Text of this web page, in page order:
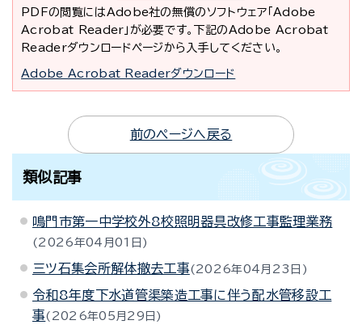
PDFの閲覧にはAdobe社の無償のソフトウェア「Adobe
Acrobat Reader」が必要です。下記のAdobe Acrobat
Readerダウンロードページから入手してください。
Adobe Acrobat Readerダウンロード
前のページへ戻る
類似記事
鳴門市第一中学校外8校照明器具改修工事監理業務
2026年04月01日
三ツ石集会所解体撤去工事 2026年04月23日
令和8年度下水道管渠築造工事に伴う配水管移設工
事
2026年05月29日